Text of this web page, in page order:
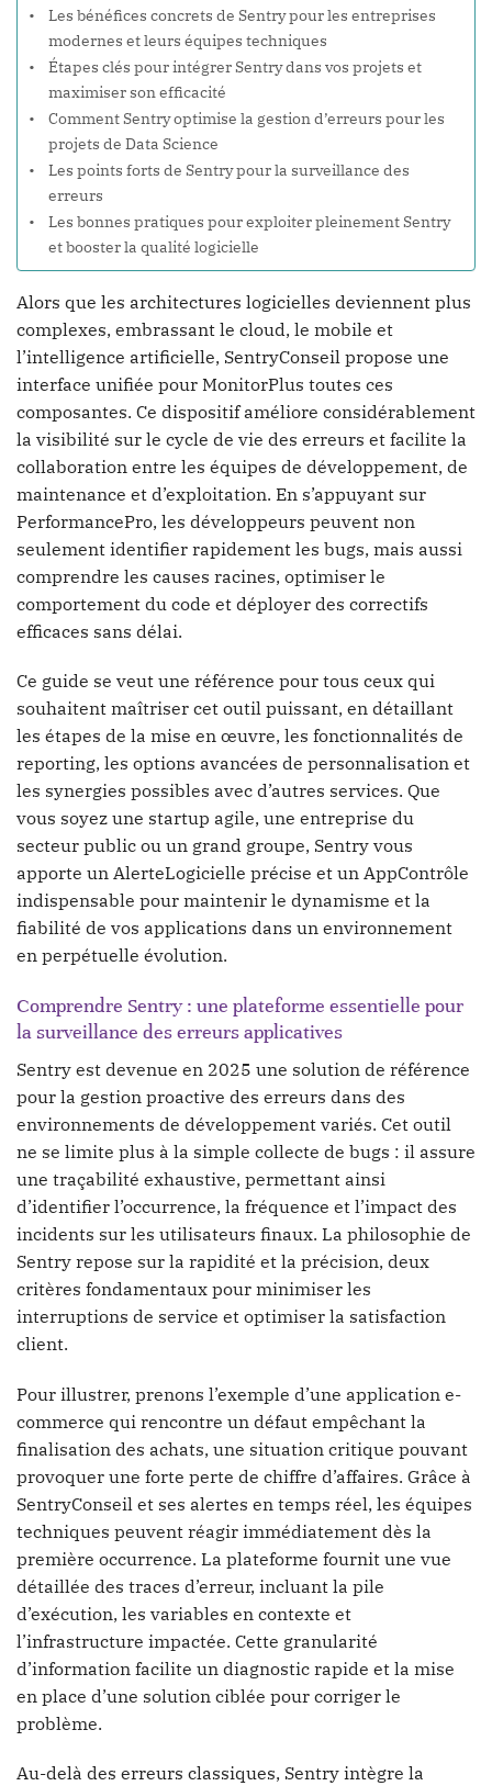
Les bénéfices concrets de Sentry pour les entreprises
modernes et leurs équipes techniques
Étapes clés pour intégrer Sentry dans vos projets et
maximiser son efficacité
Comment Sentry optimise la gestion d’erreurs pour les
projets de Data Science
Les points forts de Sentry pour la surveillance des
erreurs
Les bonnes pratiques pour exploiter pleinement Sentry
et booster la qualité logicielle
Alors que les architectures logicielles deviennent plus
complexes, embrassant le cloud, le mobile et
l’intelligence artificielle, SentryConseil propose une
interface unifiée pour MonitorPlus toutes ces
composantes. Ce dispositif améliore considérablement
la visibilité sur le cycle de vie des erreurs et facilite la
collaboration entre les équipes de développement, de
maintenance et d’exploitation. En s’appuyant sur
PerformancePro, les développeurs peuvent non
seulement identifier rapidement les bugs, mais aussi
comprendre les causes racines, optimiser le
comportement du code et déployer des correctifs
efficaces sans délai.
Ce guide se veut une référence pour tous ceux qui
souhaitent maîtriser cet outil puissant, en détaillant
les étapes de la mise en œuvre, les fonctionnalités de
reporting, les options avancées de personnalisation et
les synergies possibles avec d’autres services. Que
vous soyez une startup agile, une entreprise du
secteur public ou un grand groupe, Sentry vous
apporte un AlerteLogicielle précise et un AppContrôle
indispensable pour maintenir le dynamisme et la
fiabilité de vos applications dans un environnement
en perpétuelle évolution.
Comprendre Sentry : une plateforme essentielle pour
la surveillance des erreurs applicatives
Sentry est devenue en 2025 une solution de référence
pour la gestion proactive des erreurs dans des
environnements de développement variés. Cet outil
ne se limite plus à la simple collecte de bugs : il assure
une traçabilité exhaustive, permettant ainsi
d’identifier l’occurrence, la fréquence et l’impact des
incidents sur les utilisateurs finaux. La philosophie de
Sentry repose sur la rapidité et la précision, deux
critères fondamentaux pour minimiser les
interruptions de service et optimiser la satisfaction
client.
Pour illustrer, prenons l’exemple d’une application e-
commerce qui rencontre un défaut empêchant la
finalisation des achats, une situation critique pouvant
provoquer une forte perte de chiffre d’affaires. Grâce à
SentryConseil et ses alertes en temps réel, les équipes
techniques peuvent réagir immédiatement dès la
première occurrence. La plateforme fournit une vue
détaillée des traces d’erreur, incluant la pile
d’exécution, les variables en contexte et
l’infrastructure impactée. Cette granularité
d’information facilite un diagnostic rapide et la mise
en place d’une solution ciblée pour corriger le
problème.
Au-delà des erreurs classiques, Sentry intègre la